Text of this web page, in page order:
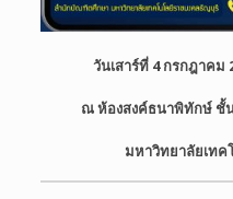
วันเสาร์ที่ 4 กรกฎาคม
ณ ห้องสงค์ธนาพิทักษ์ ชั้
มหาวิทยาลัยเท